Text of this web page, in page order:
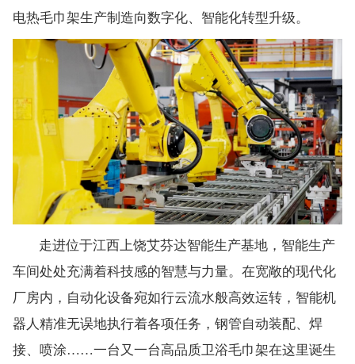
电热毛巾架生产制造向数字化、智能化转型升级。
走进位于江西上饶艾芬达智能生产基地，智能生产
车间处处充满着科技感的智慧与力量。在宽敞的现代化
厂房内，自动化设备宛如行云流水般高效运转，智能机
器人精准无误地执行着各项任务，钢管自动装配、焊
接、喷涂……一台又一台高品质卫浴毛巾架在这里诞生